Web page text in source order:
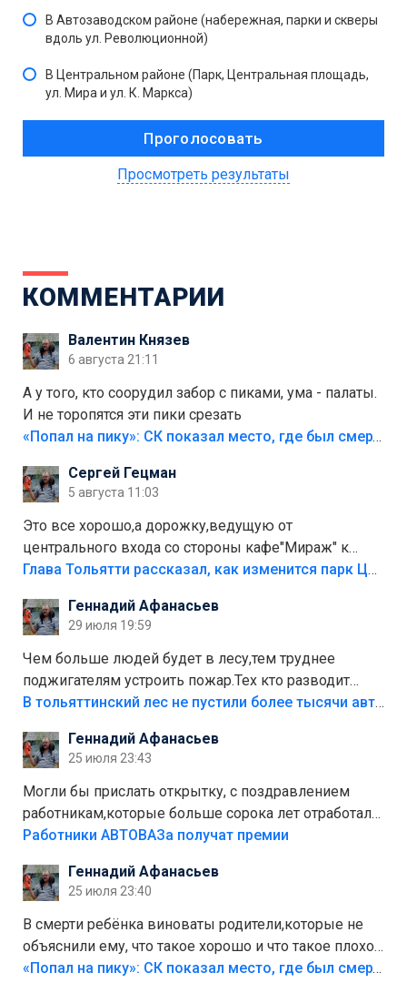
В Автозаводском районе (набережная, парки и скверы
вдоль ул. Революционной)
В Центральном районе (Парк, Центральная площадь,
ул. Мира и ул. К. Маркса)
Просмотреть результаты
КОММЕНТАРИИ
Валентин Князев
6 августа 21:11
А у того, кто соорудил забор с пиками, ума - палаты.
И не торопятся эти пики срезать
«Попал на пику»: СК показал место, где был смертельно травмирован ребенок в Тольятти
Сергей Гецман
5 августа 11:03
Это все хорошо,а дорожку,ведущую от
центрального входа со стороны кафе"Мираж" к
аттракционам слабо доделать?А то бордюры
лежала в парке и испортилась.Да еще,видимо,часть
украли.
Глава Тольятти рассказал, как изменится парк Центрального района
Геннадий Афанасьев
29 июля 19:59
Чем больше людей будет в лесу,тем труднее
поджигателям устроить пожар.Тех кто разводит
костры,тех надо безбожно штрафовать.Камер полно
Штрафы мизерные.
В тольяттинский лес не пустили более тысячи автомобилей
Геннадий Афанасьев
25 июля 23:43
Могли бы прислать открытку, с поздравлением
работникам,которые больше сорока лет отработали
на предприятии.
Работники АВТОВАЗа получат премии
Геннадий Афанасьев
25 июля 23:40
В смерти ребёнка виноваты родители,которые не
объяснили ему, что такое хорошо и что такое плохо!
Лезть через такой забор,верх безумия,есть же
«Попал на пику»: СК показал место, где был смертельно травмирован ребенок в Тольятти